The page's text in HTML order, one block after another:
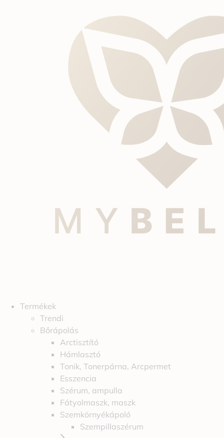
Termékek
Trendi
Bőrápolás
Arctisztító
Hámlasztó
Tonik, Tonerpárna, Arcpermet
Esszencia
Szérum, ampulla
Fátyolmaszk, maszk
Szemkörnyékápoló
Szempillaszérum